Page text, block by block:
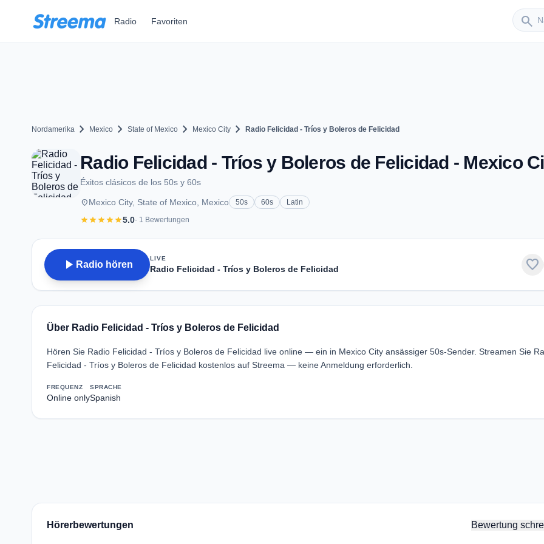
Radio Favoriten search
Sender
Nordamerika chevron_right Mexico chevron_right State of Mexico chevron_right Mexico City chevron_right Radio Felicidad - Tríos y Boleros de Felicidad
Radio Felicidad - Tríos y Boleros de Felicidad - Mexico
Éxitos clásicos de los 50s y 60s
placeMexico City, State of Mexico, Mexico 50s 60s Latin
starstarstarstarstar5.0· 1 Bewertungen
play_arrow Radio hören
LIVE
Radio Felicidad - Tríos y Boleros de Felicidad favorite
Über Radio Felicidad - Tríos y Boleros de Felicidad
Hören Sie Radio Felicidad - Tríos y Boleros de Felicidad live online — ein in Mexico City ansässiger 50s-Sender. Streamen Sie
Felicidad - Tríos y Boleros de Felicidad kostenlos auf Streema — keine Anmeldung erforderlich.
FREQUENZ
Online only
SPRACHE
Spanish
Hörerbewertungen Bewertung